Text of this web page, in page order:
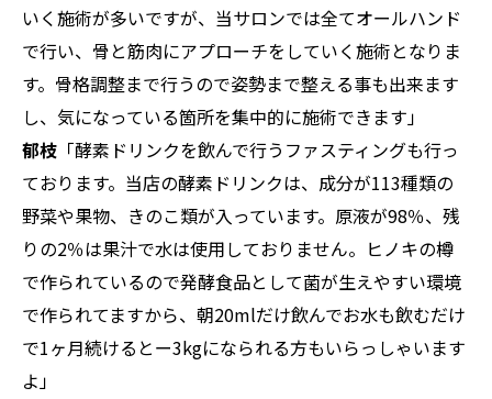
いく施術が多いですが、当サロンでは全てオールハンド
で行い、骨と筋肉にアプローチをしていく施術となりま
す。骨格調整まで行うので姿勢まで整える事も出来ます
し、気になっている箇所を集中的に施術できます」
郁枝 「酵素ドリンクを飲んで行うファスティングも行っ
ております。当店の酵素ドリンクは、成分が113種類の
野菜や果物、きのこ類が入っています。原液が98％、残
りの2％は果汁で水は使用しておりません。ヒノキの樽
で作られているので発酵食品として菌が生えやすい環境
で作られてますから、朝20mlだけ飲んでお水も飲むだけ
で1ヶ月続けるとー3kgになられる方もいらっしゃいます
よ」